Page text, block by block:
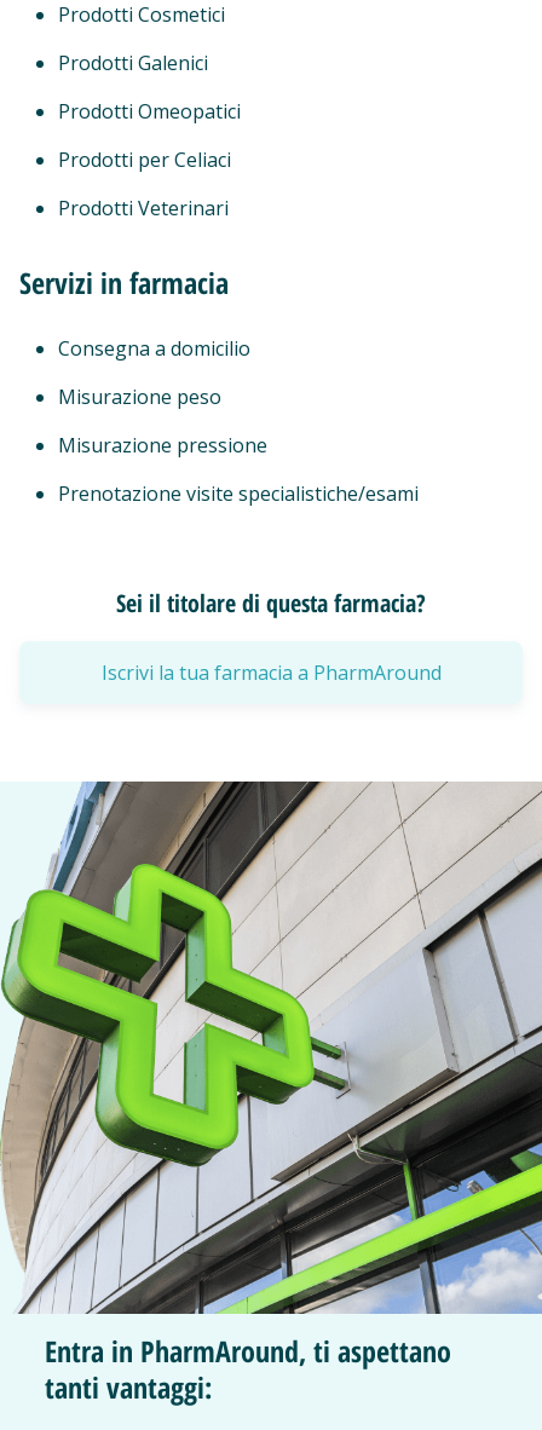
Prodotti Cosmetici
Prodotti Galenici
Prodotti Omeopatici
Prodotti per Celiaci
Prodotti Veterinari
Servizi in farmacia
Consegna a domicilio
Misurazione peso
Misurazione pressione
Prenotazione visite specialistiche/esami
Sei il titolare di questa farmacia?
Iscrivi la tua farmacia a PharmAround
Entra in PharmAround, ti aspettano
tanti vantaggi: